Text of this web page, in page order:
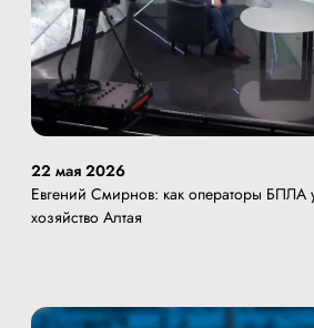
22 мая 2026
Евгений Смирнов: как операторы БПЛА
хозяйство Алтая